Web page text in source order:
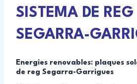
SISTEMA DE REG
SEGARRA-
Energies renovables: plaques
de reg Segarra-Garrigues